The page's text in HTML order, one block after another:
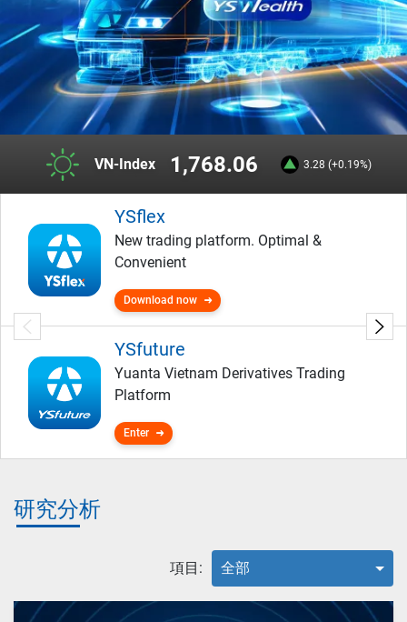
VN-Index 1,768.06 3.28 (+0.19%)
YSflex
New trading platform. Optimal &
Convenient
Download now
YSfuture
Yuanta Vietnam Derivatives Trading
Platform
Enter
研究分析
項目: 全部